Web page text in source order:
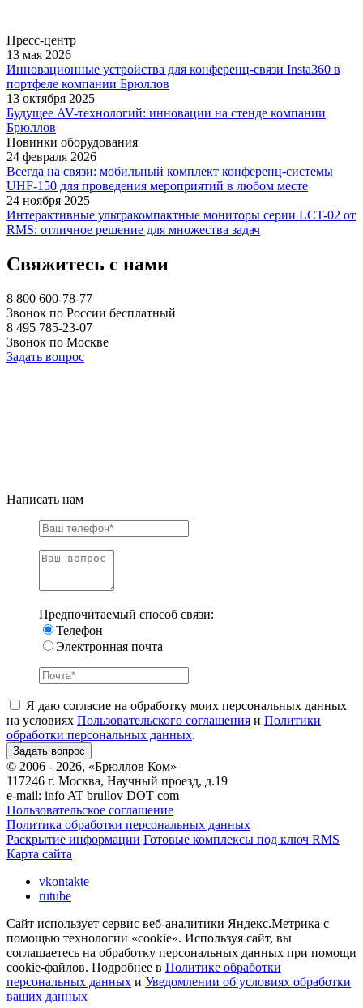
Пресс-центр
13 мая 2026
Инновационные устройства для конференц-связи Insta360 в
портфеле компании Брюллов
13 октября 2025
Будущее AV-технологий: инновации на стенде компании
Брюллов
Новинки оборудования
24 февраля 2026
Всегда на связи: мобильный комплект конференц-системы
UHF-150 для проведения мероприятий в любом месте
24 ноября 2025
Интерактивные ультракомпактные мониторы серии LCT-02 от
RMS: отличное решение для множества задач
Свяжитесь с нами
8 800 600-78-77
Звонок по России бесплатный
8 495 785-23-07
Звонок по Москве
Задать вопрос
Написать нам
Предпочитаемый способ связи:
Телефон
Электронная почта
Я даю согласие на обработку моих персональных данных
на условиях Пользовательского соглашения и Политики
обработки персональных данных.
© 2006 - 2026, «Брюллов Ком»
117246 г. Москва, Научный проезд, д.19
e-mail: info AT brullov DOT com
Пользовательское соглашение
Политика обработки персональных данных
Раскрытие информации Готовые комплексы под ключ RMS
Карта сайта
vkontakte
rutube
Сайт использует сервис веб-аналитики Яндекс.Метрика с
помощью технологии «cookie». Используя сайт, вы
соглашаетесь на обработку персональных данных при помощи
cookie-файлов. Подробнее в Политике обработки
персональных данных и Уведомлении об условиях обработки
ваших данных